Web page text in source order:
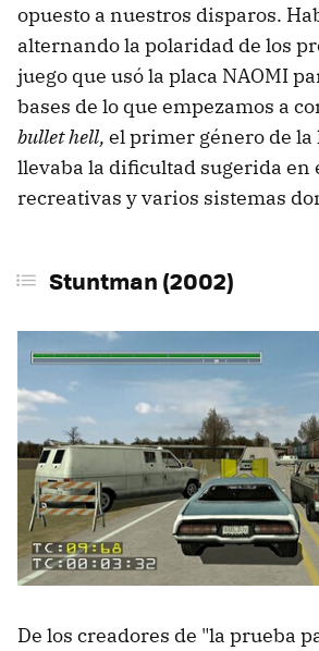
opuesto a nuestros disparos.
alternando la polaridad de los
juego que usó la placa NAOMI
bases de lo que empezamos a
bullet hell, el primer género de
llevaba la dificultad sugerida en
recreativas y varios sistemas
Stuntman (2002)
De los creadores de "la prueba